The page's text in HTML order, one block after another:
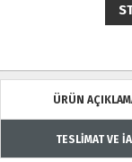
ÜRÜN
TESLİMAT VE